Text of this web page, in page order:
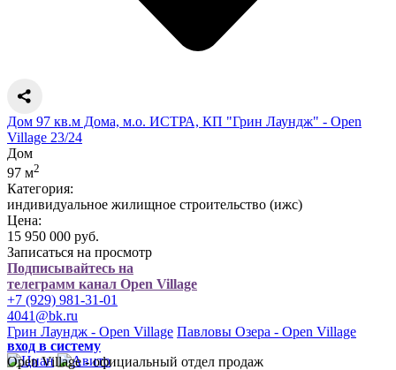
Дом 97 кв.м Дома, м.о. ИСТРА, КП "Грин Лаундж" - Open
Village 23/24
Дом
97 м2
Категория:
индивидуальное жилищное строительство (ижс)
Цена:
15 950 000 руб.
Записаться на просмотр
Подписывайтесь на
телеграмм канал Open Village
+7 (929) 981-31-01
4041@bk.ru
Грин Лаундж - Open Village Павловы Озера - Open Village
вход в систему
Open Village - официальный отдел продаж